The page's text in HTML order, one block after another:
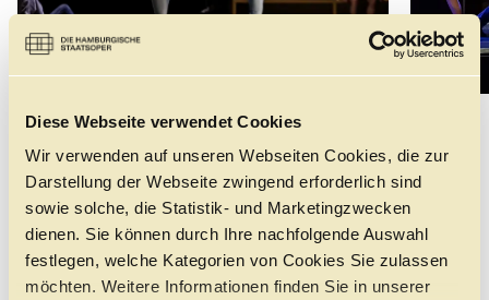
Diese Webseite verwendet Cookies
Wir verwenden auf unseren Webseiten Cookies, die zur
Darstellung der Webseite zwingend erforderlich sind
sowie solche, die Statistik- und Marketingzwecken
dienen. Sie können durch Ihre nachfolgende Auswahl
festlegen, welche Kategorien von Cookies Sie zulassen
möchten. Weitere Informationen finden Sie in unserer
©
DAS STÜCK
1 Pause
Der erste Akt präsentiert ein von Kevin Haigen